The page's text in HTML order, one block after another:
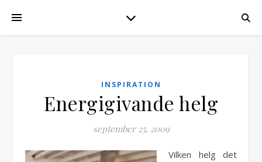
INSPIRATION
Energigivande helg
september 25, 2009
Vilken helg det